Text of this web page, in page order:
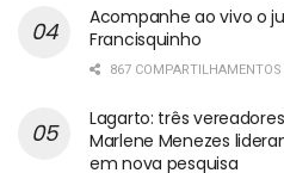
Acompanhe ao vivo o
Francisquinho
867 COMPARTILHAMENTOS
Lagarto: três
Marlene Menezes
em nova pesquisa